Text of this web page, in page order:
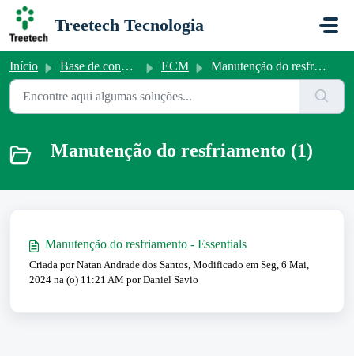
Ir para o conteúdo principal
Treetech Tecnologia
Início Base de conhecimento ECM Manutenção do resfriamento
Manutenção do resfriamento (1)
Manutenção do resfriamento - Essentials
Criada por Natan Andrade dos Santos, Modificado em Seg, 6 Mai,
2024 na (o) 11:21 AM por Daniel Savio